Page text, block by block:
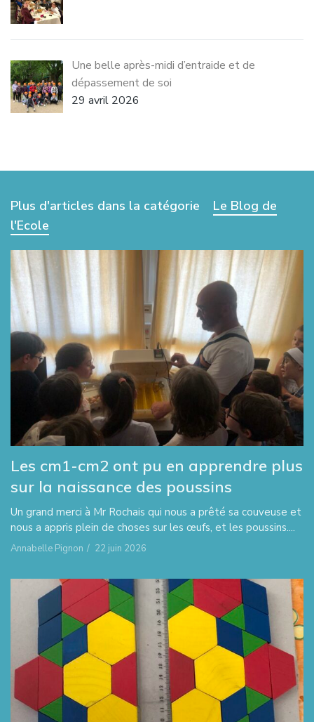
Une belle après-midi d’entraide et de
dépassement de soi
29 avril 2026
Plus d'articles dans la catégorie
Le Blog de
l'Ecole
Les cm1-cm2 ont pu en apprendre plus
sur la naissance des poussins
Un grand merci à Mr Rochais qui nous a prêté sa couveuse et
nous a appris plein de choses sur les œufs, et les poussins....
Annabelle Pignon / 22 juin 2026